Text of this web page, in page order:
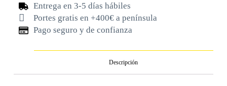
Entrega en 3-5 días hábiles
Portes gratis en +400€ a península
Pago seguro y de confianza
Descripción